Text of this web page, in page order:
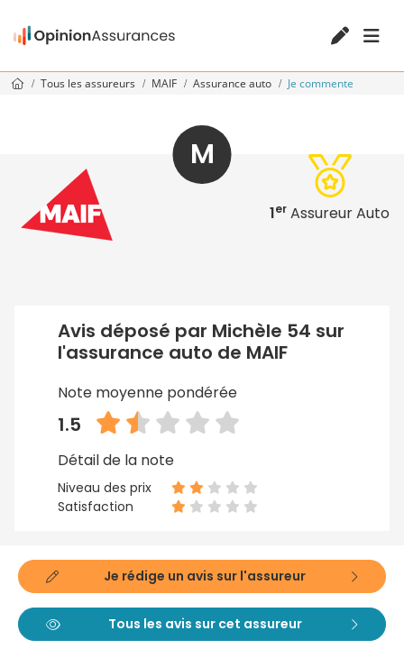
Tous les assureurs MAIF Assurance auto Je commente
M
Avis déposé par Michèle 54 sur
l'assurance auto de MAIF
Note moyenne pondérée
1.5
Détail de la note
Niveau des prix
Satisfaction
1er Assureur Auto
Je rédige un avis sur l'assureur
Tous les avis sur cet assureur